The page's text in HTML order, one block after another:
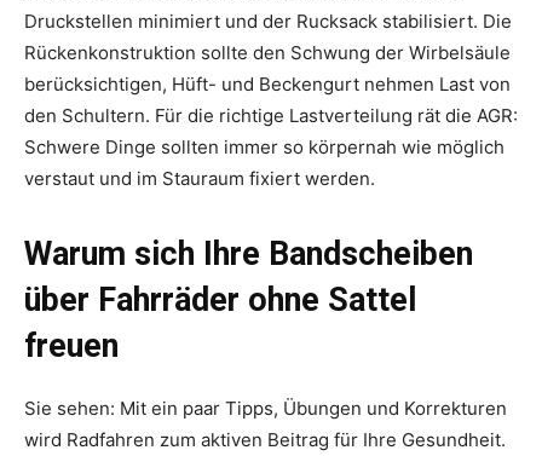
Druckstellen minimiert und der Rucksack stabilisiert. Die
Rückenkonstruktion sollte den Schwung der Wirbelsäule
berücksichtigen, Hüft- und Beckengurt nehmen Last von
den Schultern. Für die richtige Lastverteilung rät die AGR:
Schwere Dinge sollten immer so körpernah wie möglich
verstaut und im Stauraum fixiert werden.
Warum sich Ihre Bandscheiben
über Fahrräder ohne Sattel
freuen
Sie sehen: Mit ein paar Tipps, Übungen und Korrekturen
wird Radfahren zum aktiven Beitrag für Ihre Gesundheit.